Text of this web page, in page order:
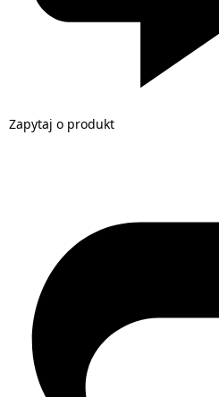
Zapytaj o produkt